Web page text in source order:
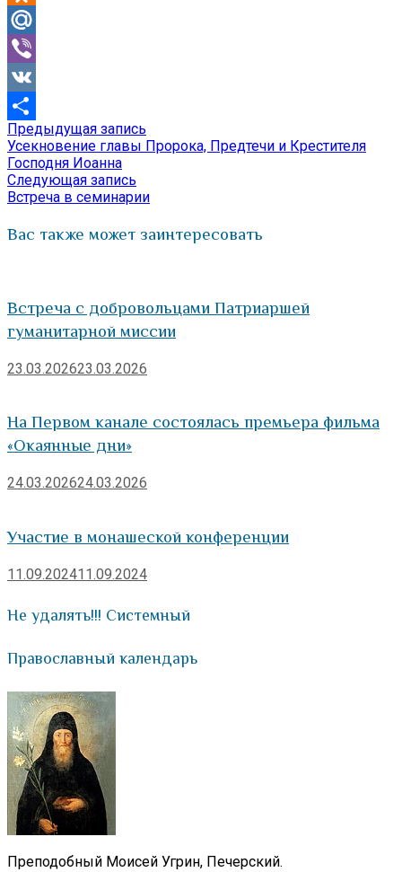
Odnoklassniki
Mail.Ru
Viber
VK
Отправить
Навигация
по
записям
Предыдущая запись
запись:
Усекновение главы Пророка, Предтечи и Крестителя
Господня Иоанна
Следующая запись
запись:
Встреча в семинарии
Вас также может заинтересовать
Встреча с добровольцами Патриаршей
гуманитарной миссии
23.03.202623.03.2026
На Первом канале состоялась премьера фильма
«Окаянные дни»
24.03.202624.03.2026
Участие в монашеской конференции
11.09.202411.09.2024
Не удалять!!! Системный
Православный календарь
Преподобный Моисей Угрин, Печерский.